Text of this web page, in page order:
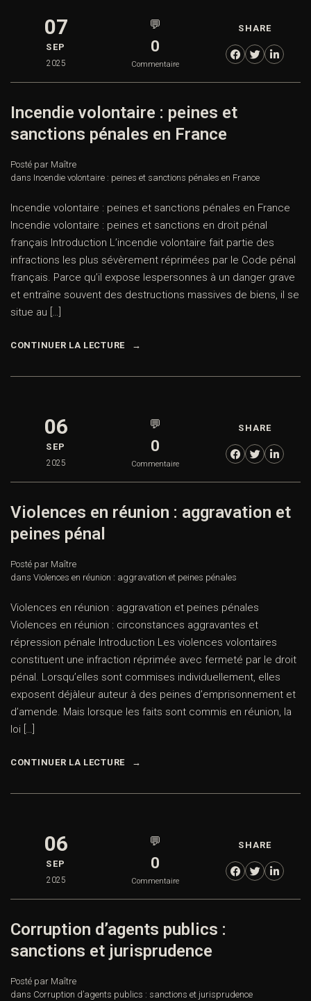
07
SEP
2025
💬
0
Commentaire
SHARE
Incendie volontaire : peines et
sanctions pénales en France
Posté par Maître
dans Incendie volontaire : peines et sanctions pénales en France
Incendie volontaire : peines et sanctions pénales en France
Incendie volontaire : peines et sanctions en droit pénal
français Introduction L’incendie volontaire fait partie des
infractions les plus sévèrement réprimées par le Code pénal
français. Parce qu’il expose lespersonnes à un danger grave
et entraîne souvent des destructions massives de biens, il se
situe au […]
CONTINUER LA LECTURE
06
SEP
2025
💬
0
Commentaire
SHARE
Violences en réunion : aggravation et
peines pénal
Posté par Maître
dans Violences en réunion : aggravation et peines pénales
Violences en réunion : aggravation et peines pénales
Violences en réunion : circonstances aggravantes et
répression pénale Introduction Les violences volontaires
constituent une infraction réprimée avec fermeté par le droit
pénal. Lorsqu’elles sont commises individuellement, elles
exposent déjàleur auteur à des peines d’emprisonnement et
d’amende. Mais lorsque les faits sont commis en réunion, la
loi […]
CONTINUER LA LECTURE
06
SEP
2025
💬
0
Commentaire
SHARE
Corruption d’agents publics :
sanctions et jurisprudence
Posté par Maître
dans Corruption d’agents publics : sanctions et jurisprudence